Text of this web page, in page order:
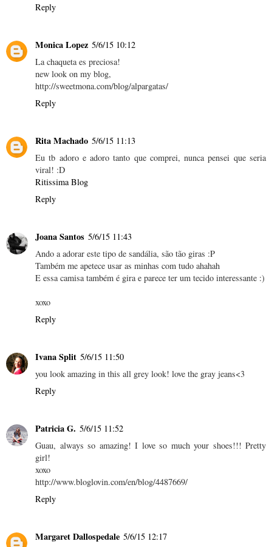
Reply
Monica Lopez 5/6/15 10:12
La chaqueta es preciosa!
new look on my blog,
http://sweetmona.com/blog/alpargatas/
Reply
Rita Machado 5/6/15 11:13
Eu tb adoro e adoro tanto que comprei, nunca pensei que seria
viral! :D
Ritissima Blog
Reply
Joana Santos 5/6/15 11:43
Ando a adorar este tipo de sandália, são tão giras :P
Também me apetece usar as minhas com tudo ahahah
E essa camisa também é gira e parece ter um tecido interessante :)
xoxo
Reply
Ivana Split 5/6/15 11:50
you look amazing in this all grey look! love the gray jeans<3
Reply
Patricia G. 5/6/15 11:52
Guau, always so amazing! I love so much your shoes!!! Pretty
girl!
xoxo
http://www.bloglovin.com/en/blog/4487669/
Reply
Margaret Dallospedale 5/6/15 12:17